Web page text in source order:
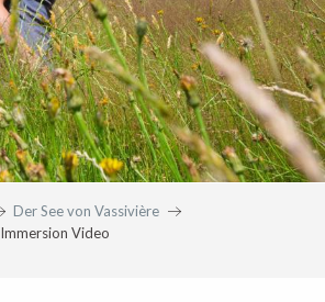
Der See von Vassivière
Immersion Video